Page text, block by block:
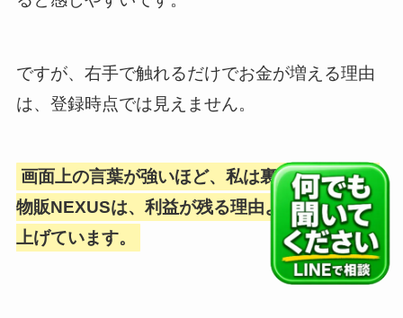
ですが、右手で触れるだけでお金が増える理由
は、登録時点では見えません。
画面上の言葉が強いほど、私は裏側を見ます。
物販NEXUSは、利益が残る理由より先に期待を
上げています。